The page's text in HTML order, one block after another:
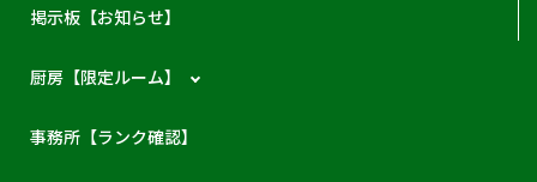
掲示板【お知らせ】
厨房【限定ルーム】
事務所【ランク確認】